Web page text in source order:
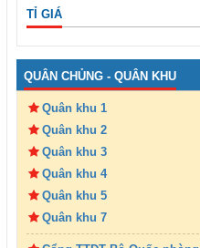
TỈ GIÁ
QUÂN CHỦNG - QUÂN KHU
Quân khu 1
Quân khu 2
Quân khu 3
Quân khu 4
Quân khu 5
Quân khu 7